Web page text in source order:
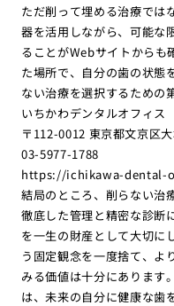
ただ削って埋める治療では
器を活用しながら、可能な
ることがWebサイトからも
た場所で、自分の歯の状態
ない治療を選択するための
いちかわデンタルオフィス
〒112-0012 東京都文京区
03-5977-1788
https://ichikawa-dental-
結局のところ、削らない治
徹底した管理と精密な診断
を一生の財産として大切に
う固定観念を一度捨て、よ
みる価値は十分にあります
は、未来の自分に健康な歯